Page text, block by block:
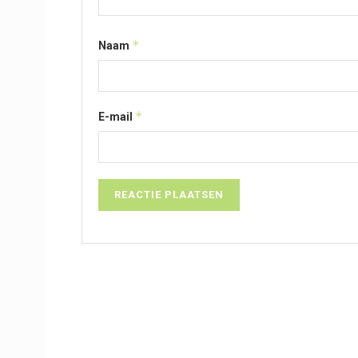
Naam *
E-mail *